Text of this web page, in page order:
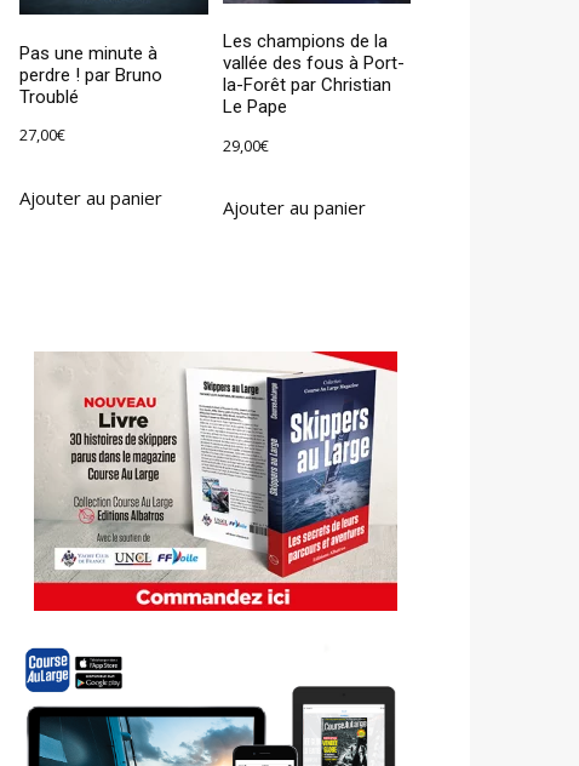
Pas une minute à
perdre ! par Bruno
Troublé
27,00€
Ajouter au panier
Les champions de la
vallée des fous à Port-
la-Forêt par Christian
Le Pape
29,00€
Ajouter au panier